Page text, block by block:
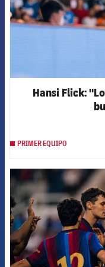
Hansi Flick:
PRIMER EQUIPO